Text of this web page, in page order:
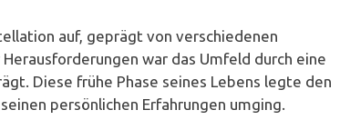
auf, geprägt von verschiedenen
war das Umfeld durch eine
Diese frühe Phase seines Lebens legte den
persönlichen Erfahrungen umging.